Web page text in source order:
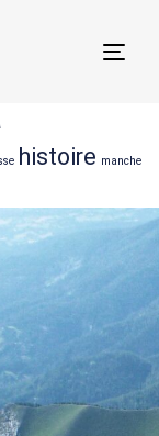
histoire manche